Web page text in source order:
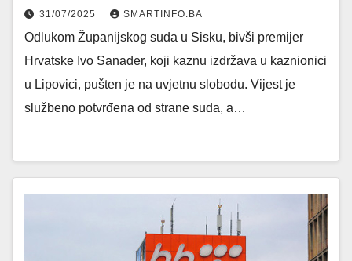
31/07/2025 SMARTINFO.BA
Odlukom Županijskog suda u Sisku, bivši premijer
Hrvatske Ivo Sanader, koji kaznu izdržava u kaznionici
u Lipovici, pušten je na uvjetnu slobodu. Vijest je
službeno potvrđena od strane suda, a…